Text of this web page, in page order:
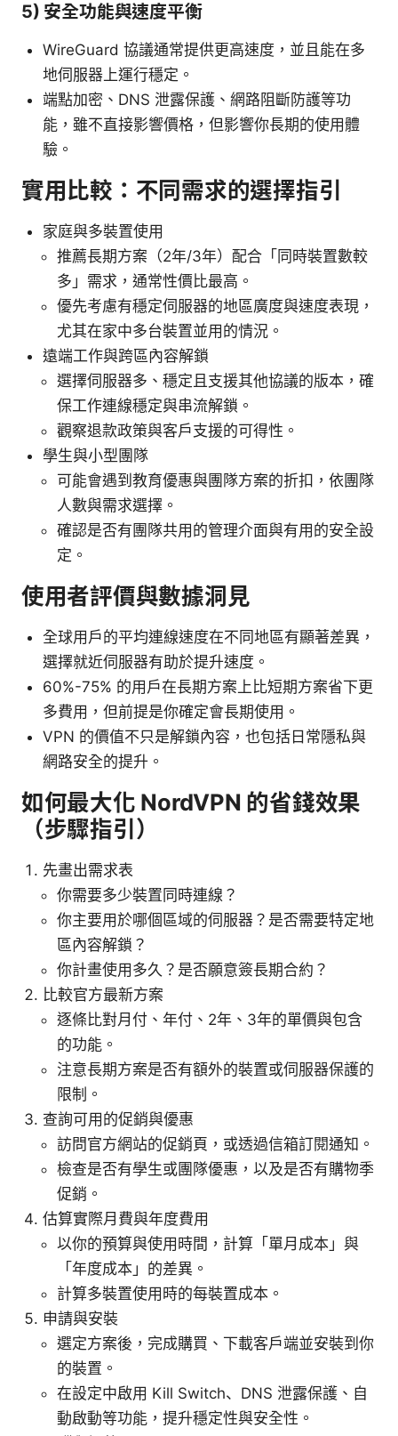
5) 安全功能與速度平衡
WireGuard 協議通常提供更高速度，並且能在多
地伺服器上運行穩定。
端點加密、DNS 泄露保護、網路阻斷防護等功
能，雖不直接影響價格，但影響你長期的使用體
驗。
實用比較：不同需求的選擇指引
家庭與多裝置使用
推薦長期方案（2年/3年）配合「同時裝置數較
多」需求，通常性價比最高。
優先考慮有穩定伺服器的地區廣度與速度表現，
尤其在家中多台裝置並用的情況。
遠端工作與跨區內容解鎖
選擇伺服器多、穩定且支援其他協議的版本，確
保工作連線穩定與串流解鎖。
觀察退款政策與客戶支援的可得性。
學生與小型團隊
可能會遇到教育優惠與團隊方案的折扣，依團隊
人數與需求選擇。
確認是否有團隊共用的管理介面與有用的安全設
定。
使用者評價與數據洞見
全球用戶的平均連線速度在不同地區有顯著差異，
選擇就近伺服器有助於提升速度。
60%-75% 的用戶在長期方案上比短期方案省下更
多費用，但前提是你確定會長期使用。
VPN 的價值不只是解鎖內容，也包括日常隱私與
網路安全的提升。
如何最大化 NordVPN 的省錢效果
（步驟指引）
先畫出需求表
你需要多少裝置同時連線？
你主要用於哪個區域的伺服器？是否需要特定地
區內容解鎖？
你計畫使用多久？是否願意簽長期合約？
比較官方最新方案
逐條比對月付、年付、2年、3年的單價與包含
的功能。
注意長期方案是否有額外的裝置或伺服器保護的
限制。
查詢可用的促銷與優惠
訪問官方網站的促銷頁，或透過信箱訂閱通知。
檢查是否有學生或團隊優惠，以及是否有購物季
促銷。
估算實際月費與年度費用
以你的預算與使用時間，計算「單月成本」與
「年度成本」的差異。
計算多裝置使用時的每裝置成本。
申請與安裝
選定方案後，完成購買、下載客戶端並安裝到你
的裝置。
在設定中啟用 Kill Switch、DNS 泄露保護、自
動啟動等功能，提升穩定性與安全性。